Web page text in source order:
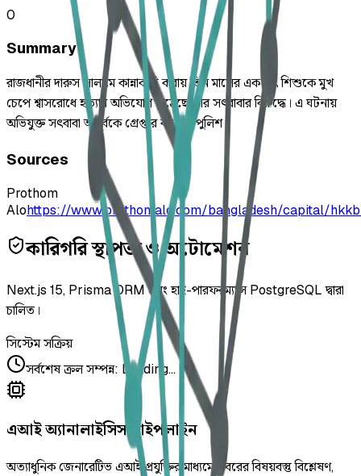
0
Summary
রাজধানীর দারুস সালামে কান্নাকাটি করায় তিন মাসের এক সৎ শিশুকে মুখ
চেপে শ্বাসরোধে হত্যার অভিযোগ উঠেছে তার সৎবাবার বিরুদ্ধে। এ ঘটনায়
অভিযুক্ত সৎবাবা অপূর্বকে গ্রেপ্তার করেছে পুলিশ।
Sources
Prothom
Alohttps://www.prothomalo.com/bangladesh/capital/
কারিগরি স্থাপত্য ও অটোমেশন
Next.js 15, Prisma ORM এবং হাই-পারফরম্যান্স PostgreSQL দ্বারা
চালিত।
সিস্টেম সক্রিয়
সর্বশেষ ক্রল সম্পন্ন: Loading...
এআই অ্যানালাইসিস পাইপলাইন
অত্যাধুনিক জেনারেটিভ এআই প্রযুক্তির মাধ্যমে খবরের বিষয়বস্তু বিশ্লেষণ,